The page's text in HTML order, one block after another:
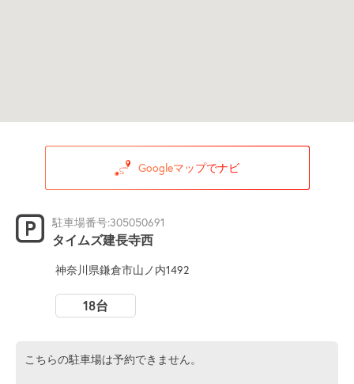
Googleマップでナビ
駐車場番号:305050691
タイムズ建長寺西
神奈川県鎌倉市山ノ内1492
18台
こちらの駐車場は予約できません。